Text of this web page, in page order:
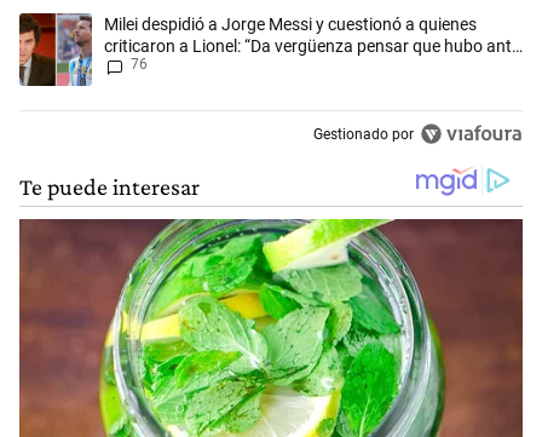
Un artículo de tendencia con el título "Milei despidió a Jorge Messi y
Milei despidió a Jorge Messi y cuestionó a quienes
criticaron a Lionel: “Da vergüenza pensar que hubo anti-
Messi”
76
Gestionado por